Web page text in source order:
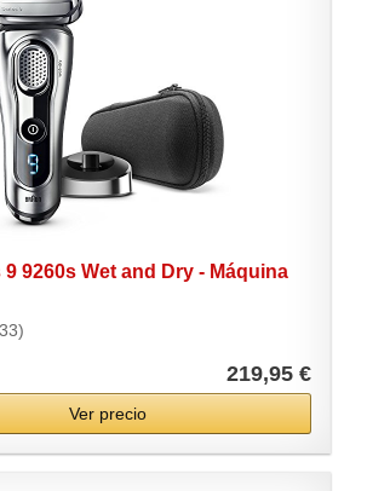
9260s Wet and Dry - Máquina
219,95 €
Ver precio